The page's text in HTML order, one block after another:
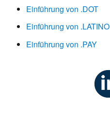
Einführung von .DOT
Einführung von .LATINO
Einführung von .PAY